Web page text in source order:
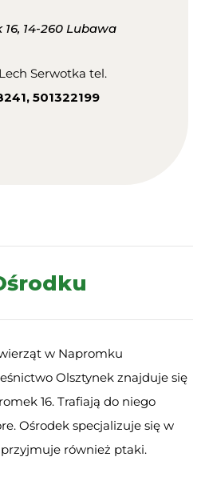
14-260 Lubawa
Serwotka tel.
501322199
w Napromku
Olsztynek znajduje się
16. Trafiają do niego
Ośrodek specjalizuje się w
również ptaki.